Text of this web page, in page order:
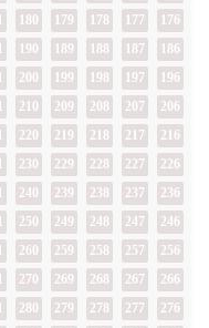
176
177
178
179
180
186
187
188
189
190
196
197
198
199
200
206
207
208
209
210
216
217
218
219
220
226
227
228
229
230
236
237
238
239
240
246
247
248
249
250
256
257
258
259
260
266
267
268
269
270
276
277
278
279
280